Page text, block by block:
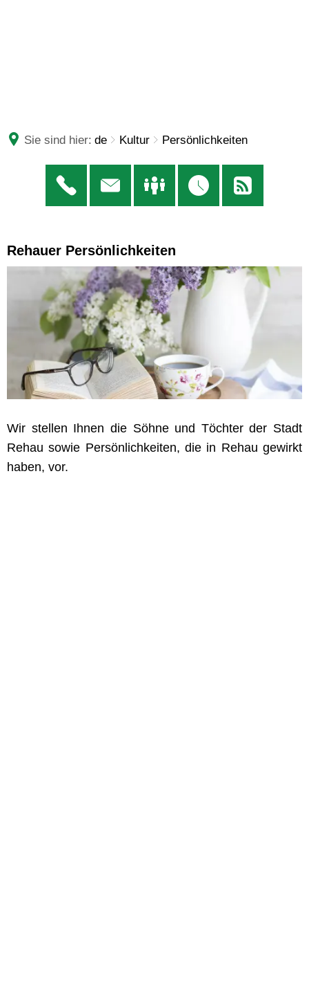
Sie sind hier: de Kultur Persönlichkeiten
Rehauer Persönlichkeiten
Wir stellen Ihnen die Söhne und Töchter der Stadt
Rehau sowie Persönlichkeiten, die in Rehau gewirkt
haben, vor.